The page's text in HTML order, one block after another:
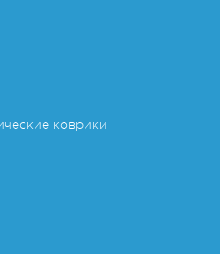
коврики